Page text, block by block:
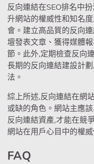
反向連結在SEO排名中
升網站的權威性和知名
會。建立高品質的反向
壇發表文章、獲得媒體
節。此外,定期檢查反向
長期的反向連結建設計
法。
綜上所述,反向連結在網
或缺的角色。網站主應
反向連結資產,才能在競
網站在用戶心目中的權
FAQ